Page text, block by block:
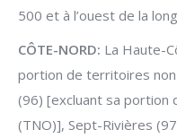
500 et à l’ouest de la
CÔTE-NORD: La Haute-
portion de territoires non
(96) [excluant sa portion
(TNO)], Sept-Rivières